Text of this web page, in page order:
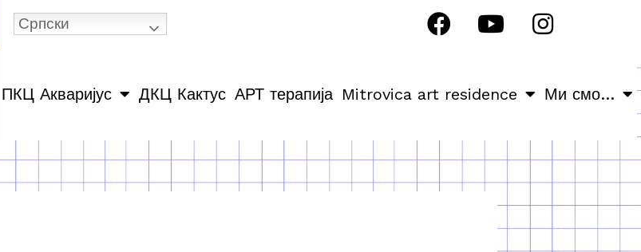
Српски
ПКЦ Акваријус ДКЦ Кактус АРТ терапија Mitrovica art residence Ми смо…